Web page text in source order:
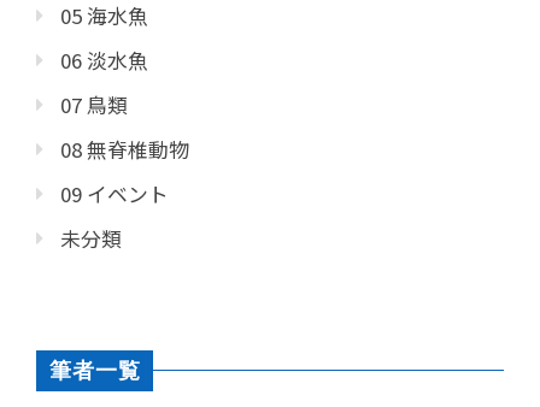
05 海水魚
06 淡水魚
07 鳥類
08 無脊椎動物
09 イベント
未分類
筆者一覧